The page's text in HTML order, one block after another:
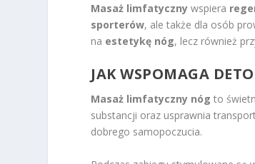
Masaż limfatyczny wspiera
sporterów, ale także dla osób
na estetykę nóg, lecz również
JAK WSPOMAGA
Masaż limfatyczny nóg to
substancji oraz usprawnia
dobrego samopoczucia.